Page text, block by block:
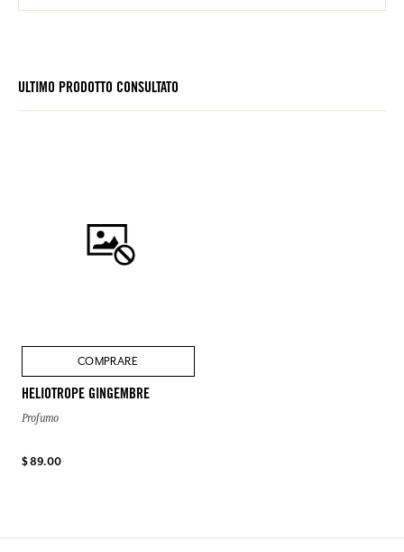
ULTIMO PRODOTTO CONSULTATO
COMPRARE
HELIOTROPE GINGEMBRE
Profumo
$ 89.00